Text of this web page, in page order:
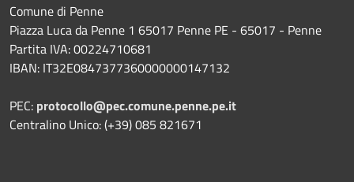
Comune di Penne
Piazza Luca da Penne 1 65017 Penne PE - 65017 - Penne
Partita IVA: 00224710681
IBAN: IT32E0847377360000000147132
PEC: protocollo@pec.comune.penne.pe.it
Centralino Unico: (+39) 085 821671